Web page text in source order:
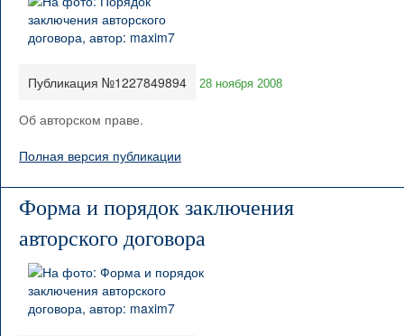
Публикация №1227849894 28 ноября 2008
Об авторском праве.
Полная версия публикации
Форма и порядок заключения
авторского договора